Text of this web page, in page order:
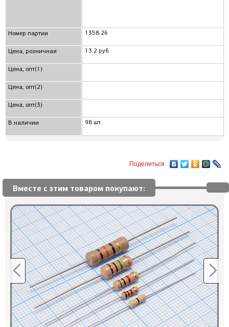
Номер партии
Цена, розничная
Цена, опт(1)
Цена, опт(2)
Цена, опт(3)
В наличии
1358.26
13.2 руб.
98 шт.
Поделиться
Вместе с этим товаром покупают: